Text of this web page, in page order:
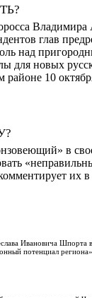
Владимира
глав
над
для новых
10
в
их в
Ивановича Шпорта
потенциал региона»